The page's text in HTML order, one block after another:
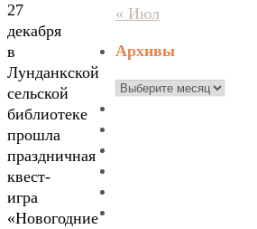
27
декабря
в
Лунданкской
сельской
библиотеке
прошла
праздничная
квест-
игра
«Новогодние
« Июл
Архивы
Архивы